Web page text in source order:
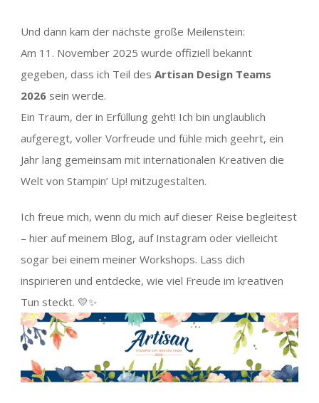
Und dann kam der nächste große Meilenstein:
Am 11. November 2025 wurde offiziell bekannt
gegeben, dass ich Teil des Artisan Design Teams
2026 sein werde.
Ein Traum, der in Erfüllung geht! Ich bin unglaublich
aufgeregt, voller Vorfreude und fühle mich geehrt, ein
Jahr lang gemeinsam mit internationalen Kreativen die
Welt von Stampin’ Up! mitzugestalten.
Ich freue mich, wenn du mich auf dieser Reise begleitest
– hier auf meinem Blog, auf Instagram oder vielleicht
sogar bei einem meiner Workshops. Lass dich
inspirieren und entdecke, wie viel Freude im kreativen
Tun steckt. 💛✨